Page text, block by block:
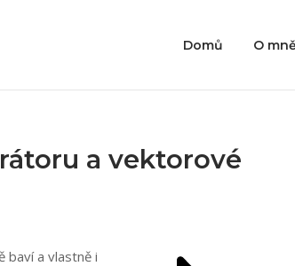
Domů O
a vektorové
baví a vlastně i